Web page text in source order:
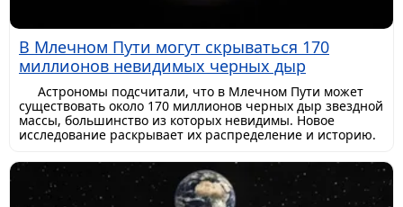
В Млечном Пути могут скрываться 170
миллионов невидимых черных дыр
Астрономы подсчитали, что в Млечном Пути может
существовать около 170 миллионов черных дыр звездной
массы, большинство из которых невидимы. Новое
исследование раскрывает их распределение и историю.